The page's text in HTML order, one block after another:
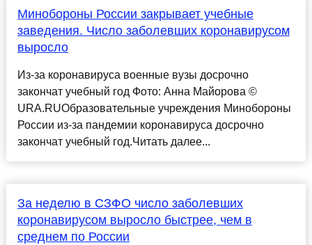
Минобороны России закрывает учебные
заведения. Число заболевших коронавирусом
выросло
Из-за коронавируса военные вузы досрочно
закончат учебный год Фото: Анна Майорова ©
URA.RUОбразовательные учреждения Минобороны
России из-за пандемии коронавируса досрочно
закончат учебный год.Читать далее...
За неделю в СЗФО число заболевших
коронавирусом выросло быстрее, чем в
среднем по России